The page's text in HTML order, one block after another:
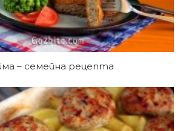
– семейна рецепта